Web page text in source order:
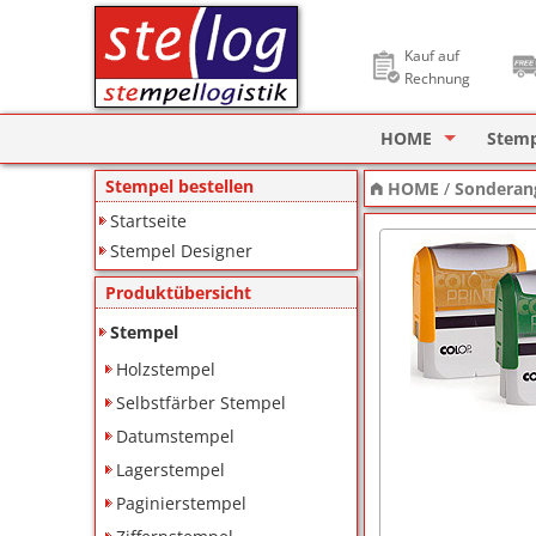
Kauf auf
Rechnung
HOME
Stempel Designer
ImageCard
Stempel bestellen
Startseite
Stempel Designer
Produktübersicht
Stempel
Holzstempel
Selbstfärber Stempel
Datumstempel
Lagerstempel
Paginierstempel
HOME /